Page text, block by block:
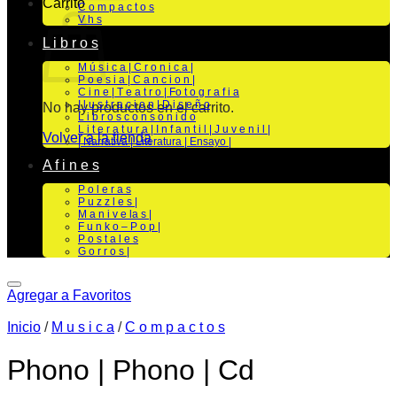
No hay productos en el carrito.
Volver a la tienda
C o m p a c t o s
V h s
L i b r o s
M ú s i c a | C r o n i c a |
P o e s i a | C a n c i o n |
C i n e | T e a t r o | Fo t o g r a f i a
I l u s t r a c i o n | D i s e ñ o
L i b r o s c o n s o n i d o
L i t e r a t u r a | I n f a n t i l | J u v e n i l |
| Narrativa | Literatura | Ensayo |
A f i n e s
P o l e r a s
P u z z l e s |
M a n i v e la s |
F u n k o – P o p |
P o s t a l e s
G o r r o s |
Agregar a Favoritos
Inicio / M u s i c a / C o m p a c t o s
Phono | Phono | Cd